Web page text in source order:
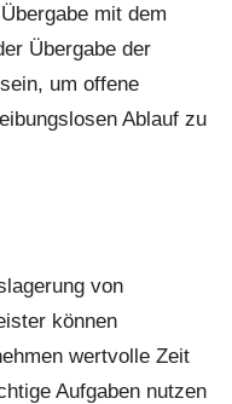
mit dem
Übergabe der
um offene
Ablauf zu
von
können
wertvolle Zeit
Aufgaben nutzen